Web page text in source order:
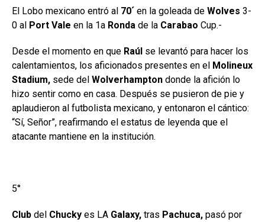
El Lobo mexicano entró al 70´ en la goleada de Wolves 3-
0 al Port Vale en la 1a Ronda de la Carabao Cup.-
Desde el momento en que Raúl se levantó para hacer los
calentamientos, los aficionados presentes en el Molineux
Stadium, sede del Wolverhampton donde la afición lo
hizo sentir como en casa. Después se pusieron de pie y
aplaudieron al futbolista mexicano, y entonaron el cántico:
“Sí, Señor”, reafirmando el estatus de leyenda que el
atacante mantiene en la institución.
5°
Club del Chucky es LA Galaxy, tras Pachuca, pasó por